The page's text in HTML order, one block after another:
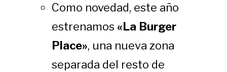
Como novedad, este año
estrenamos «La Burger
Place», una nueva zona
separada del resto de